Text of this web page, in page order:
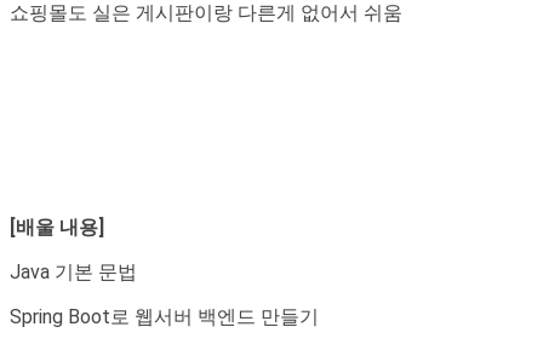
쇼핑몰도 실은 게시판이랑 다른게 없어서 쉬움
[배울 내용]
Java 기본 문법
Spring Boot로 웹서버 백엔드 만들기